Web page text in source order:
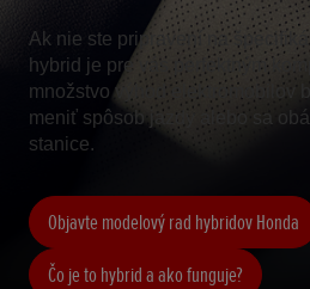
Ak nie ste pripravení na
hybrid je pre vás perfektným
množstvo výhod elektromobilov
meniť spôsob jazdy alebo sa
stanice.
Objavte modelový rad hybridov Honda
Čo je to hybrid a ako funguje?